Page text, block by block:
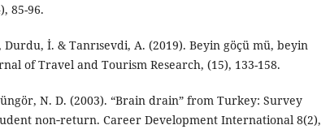
85-96.
Durdu, İ. & Tanrısevdi, A. (2019). Beyin göçü mü, beyin
of Travel and Tourism Research, (15), 133-158.
N. D. (2003). “Brain drain” from Turkey: Survey
non‐return. Career Development International 8(2),